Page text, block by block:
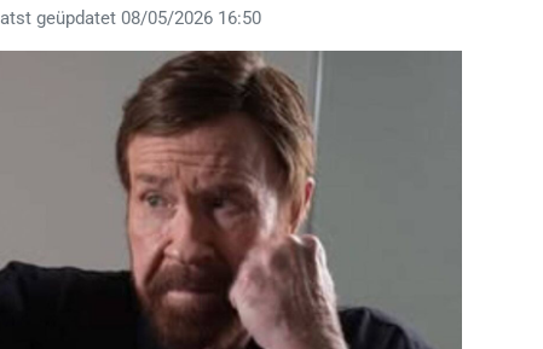
geüpdatet 08/05/2026 16:50